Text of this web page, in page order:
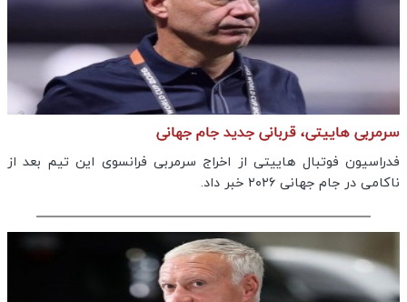
سرمربی هاییتی، قربانی جدید جام جهانی
فدراسیون فوتبال هاییتی از اخراج سرمربی فرانسوی این تیم بعد از
ناکامی در جام جهانی ۲۰۲۶ خبر داد.